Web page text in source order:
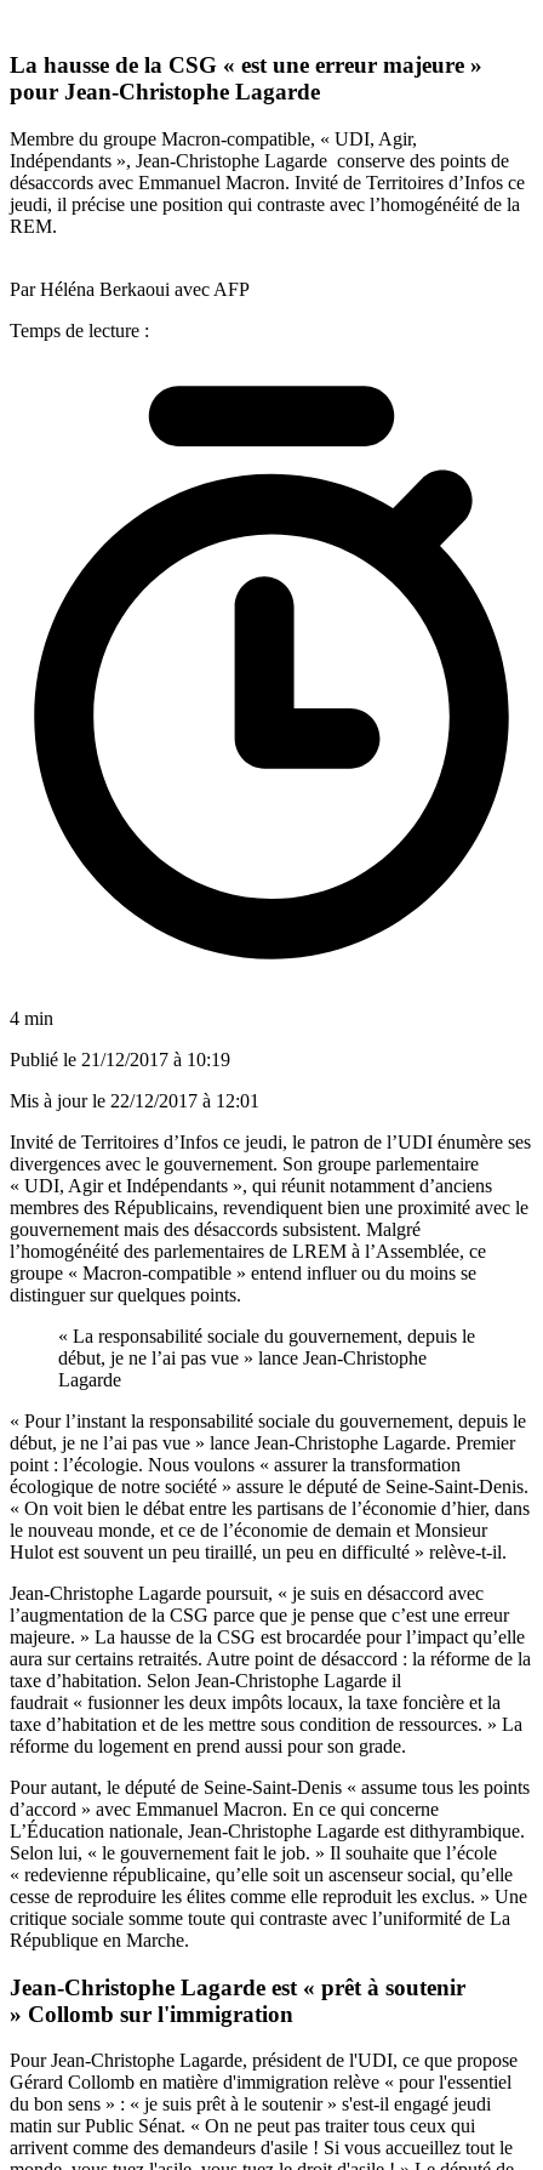
La hausse de la CSG « est une erreur majeure »
pour Jean-Christophe Lagarde
Membre du groupe Macron-compatible, « UDI, Agir,
Indépendants », Jean-Christophe Lagarde conserve des points de
désaccords avec Emmanuel Macron. Invité de Territoires d’Infos ce
jeudi, il précise une position qui contraste avec l’homogénéité de la
REM.
Par Héléna Berkaoui avec AFP
Temps de lecture :
4 min
Publié le 21/12/2017 à 10:19
Mis à jour le 22/12/2017 à 12:01
Invité de Territoires d’Infos ce jeudi, le patron de l’UDI énumère ses
divergences avec le gouvernement. Son groupe parlementaire
« UDI, Agir et Indépendants », qui réunit notamment d’anciens
membres des Républicains, revendiquent bien une proximité avec le
gouvernement mais des désaccords subsistent. Malgré
l’homogénéité des parlementaires de LREM à l’Assemblée, ce
groupe « Macron-compatible » entend influer ou du moins se
distinguer sur quelques points.
« La responsabilité sociale du gouvernement, depuis le
début, je ne l’ai pas vue » lance Jean-Christophe
Lagarde
« Pour l’instant la responsabilité sociale du gouvernement, depuis le
début, je ne l’ai pas vue » lance Jean-Christophe Lagarde. Premier
point : l’écologie. Nous voulons « assurer la transformation
écologique de notre société » assure le député de Seine-Saint-Denis.
« On voit bien le débat entre les partisans de l’économie d’hier, dans
le nouveau monde, et ce de l’économie de demain et Monsieur
Hulot est souvent un peu tiraillé, un peu en difficulté » relève-t-il.
Jean-Christophe Lagarde poursuit, « je suis en désaccord avec
l’augmentation de la CSG parce que je pense que c’est une erreur
majeure. » La hausse de la CSG est brocardée pour l’impact qu’elle
aura sur certains retraités. Autre point de désaccord : la réforme de la
taxe d’habitation. Selon Jean-Christophe Lagarde il
faudrait « fusionner les deux impôts locaux, la taxe foncière et la
taxe d’habitation et de les mettre sous condition de ressources. » La
réforme du logement en prend aussi pour son grade.
Pour autant, le député de Seine-Saint-Denis « assume tous les points
d’accord » avec Emmanuel Macron. En ce qui concerne
L’Éducation nationale, Jean-Christophe Lagarde est dithyrambique.
Selon lui, « le gouvernement fait le job. » Il souhaite que l’école
« redevienne républicaine, qu’elle soit un ascenseur social, qu’elle
cesse de reproduire les élites comme elle reproduit les exclus. » Une
critique sociale somme toute qui contraste avec l’uniformité de La
République en Marche.
Jean-Christophe Lagarde est « prêt à soutenir
» Collomb sur l'immigration
Pour Jean-Christophe Lagarde, président de l'UDI, ce que propose
Gérard Collomb en matière d'immigration relève « pour l'essentiel
du bon sens » : « je suis prêt à le soutenir » s'est-il engagé jeudi
matin sur Public Sénat. « On ne peut pas traiter tous ceux qui
arrivent comme des demandeurs d'asile ! Si vous accueillez tout le